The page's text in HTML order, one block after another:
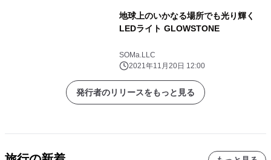
地球上のいかなる場所でも光り輝く
LEDライト GLOWSTONE
SOMa.LLC
2021年11月20日 12:00
発行者のリリースをもっと見る